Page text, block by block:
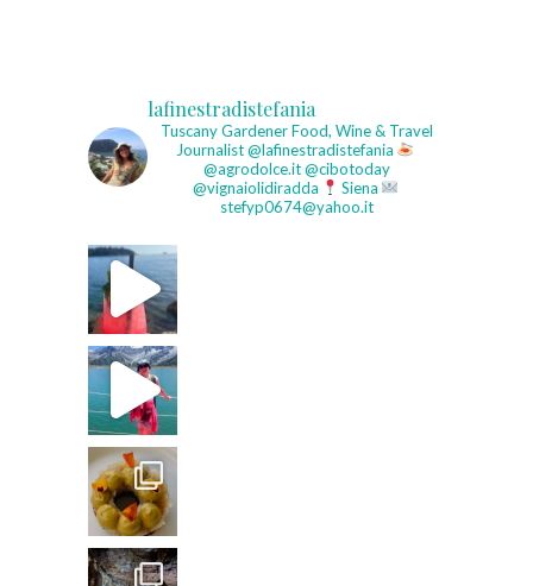
lafinestradistefania
Tuscany GardenerFood, Wine & Travel
Journalist@lafinestradistefania
@agrodolce.it @cibotoday
@vignaiolidiradda
Siena
stefyp0674@yahoo.it